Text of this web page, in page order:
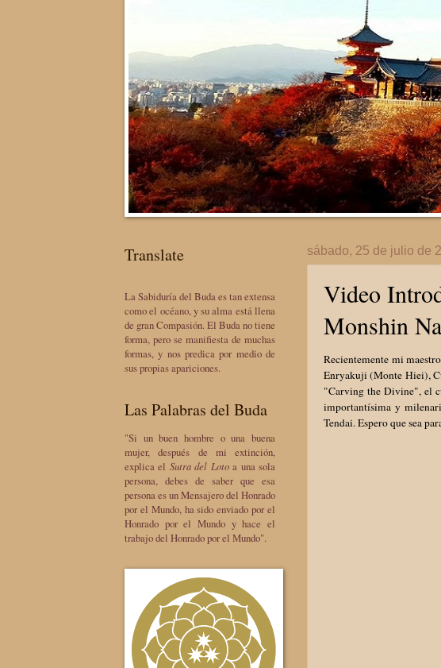
sábado, 25 de julio de
Video
Monshin
Recientemente mi
Enryakuji (Monte Hiei),
"Carving the Divine", el
importantísima y
Tendai. Espero que sea
Translate
La Sabiduría del Buda es tan extensa
como el océano, y su alma está llena
de gran Compasión. El Buda no tiene
forma, pero se manifiesta de muchas
formas, y nos predica por medio de
sus propias apariciones.
Las Palabras del Buda
"Si un buen hombre o una buena
mujer, después de mi extinción,
explica el Sutra del Lotoa una sola
persona, debes de saber que esa
persona es un Mensajero del Honrado
por el Mundo, ha sido enviado por el
Honrado por el Mundo y hace el
trabajo del Honrado por el Mundo".